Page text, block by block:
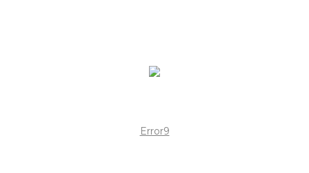
Error9